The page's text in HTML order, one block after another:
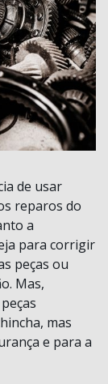
de usar
reparos do
a
para corrigir
peças ou
Mas,
mas
e para a